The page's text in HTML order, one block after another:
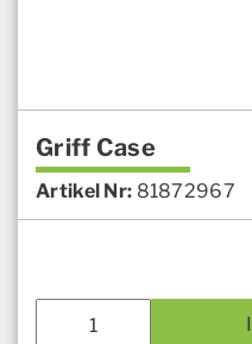
Griff Case
Artikel Nr: 81872967